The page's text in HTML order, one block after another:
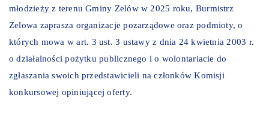
młodzieży z terenu Gminy Zelów w 2025 roku, Burmistrz
Zelowa zaprasza organizacje pozarządowe oraz podmioty, o
których mowa w art. 3 ust. 3 ustawy z dnia 24 kwietnia 2003 r.
o działalności pożytku publicznego i o wolontariacie do
zgłaszania swoich przedstawicieli na członków Komisji
konkursowej opiniującej oferty.